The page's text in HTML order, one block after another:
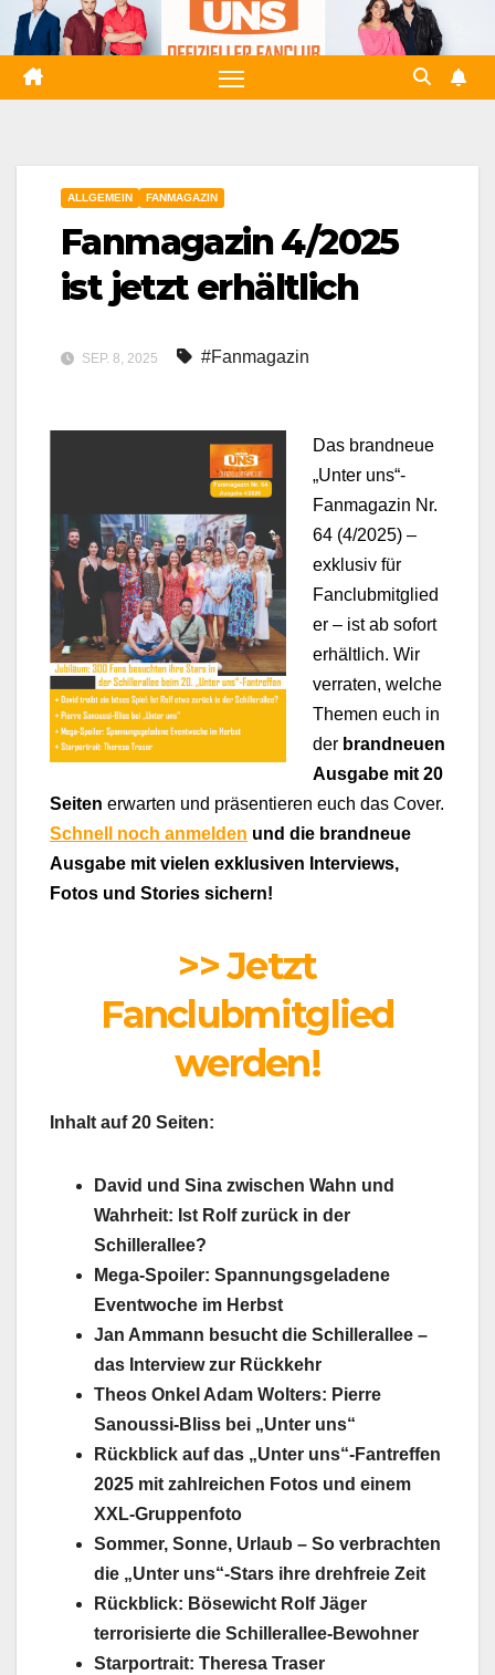
Zum
Inhalt
springen
ALLGEMEIN FANMAGAZIN
Fanmagazin 4/2025
ist jetzt erhältlich
SEP. 8, 2025 #Fanmagazin
Das brandneue
„Unter uns“-
Fanmagazin Nr.
64 (4/2025) –
exklusiv für
Fanclubmitglied
er – ist ab sofort
erhältlich. Wir
verraten, welche
Themen euch in
der brandneuen
Ausgabe mit 20
Seiten erwarten und präsentieren euch das Cover.
Schnell noch anmelden und die brandneue
Ausgabe mit vielen exklusiven Interviews,
Fotos und Stories sichern!
>> Jetzt
Fanclubmitglied
werden!
Inhalt auf 20 Seiten:
David und Sina zwischen Wahn und
Wahrheit: Ist Rolf zurück in der
Schillerallee?
Mega-Spoiler: Spannungsgeladene
Eventwoche im Herbst
Jan Ammann besucht die Schillerallee –
das Interview zur Rückkehr
Theos Onkel Adam Wolters: Pierre
Sanoussi-Bliss bei „Unter uns“
Rückblick auf das „Unter uns“-Fantreffen
2025 mit zahlreichen Fotos und einem
XXL-Gruppenfoto
Sommer, Sonne, Urlaub – So verbrachten
die „Unter uns“-Stars ihre drehfreie Zeit
Rückblick: Bösewicht Rolf Jäger
terrorisierte die Schillerallee-Bewohner
Starportrait: Theresa Traser